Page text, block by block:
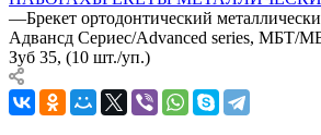
—Брекет ортодонтический
Адвансд Сериес/Advanced series, МБТ/
Зуб 35, (10 шт./уп.)